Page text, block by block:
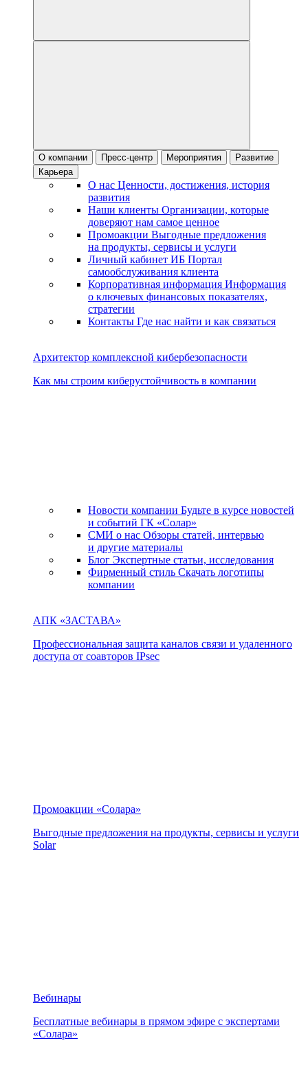
О компании Пресс-центр Мероприятия
Развитие
Карьера
О нас Ценности, достижения, история
развития
Наши клиенты Организации, которые
доверяют нам самое ценное
Промоакции Выгодные предложения
на продукты, сервисы и услуги
Личный кабинет ИБ Портал
самообслуживания клиента
Корпоративная информация Информация
о ключевых финансовых показателях,
стратегии
Контакты Где нас найти и как связаться
Архитектор комплексной кибербезопасности
Как мы строим киберустойчивость в компании
Новости компании Будьте в курсе новостей
и событий ГК «Солар»
СМИ о нас Обзоры статей, интервью
и другие материалы
Блог Экспертные статьи, исследования
Фирменный стиль Скачать логотипы
компании
АПК «ЗАСТАВА»
Профессиональная защита каналов связи и удаленного
доступа от соавторов IPsec
Промоакции «Солара»
Выгодные предложения на продукты, сервисы и услуги
Solar
Вебинары
Бесплатные вебинары в прямом эфире с экспертами
«Солара»